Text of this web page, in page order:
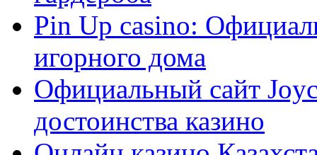
Pin Up casino:
игорного дома
Официальный сайт
достоинства казино